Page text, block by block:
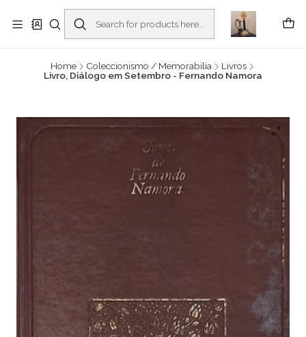
Buscantiguidades - Leilões. Colecionismo e antiguidades em Viana do
Castelo -
Read more
Home Coleccionismo / Memorabilia
Livros
Livro, Diálogo em Setembro - Fernando Namora